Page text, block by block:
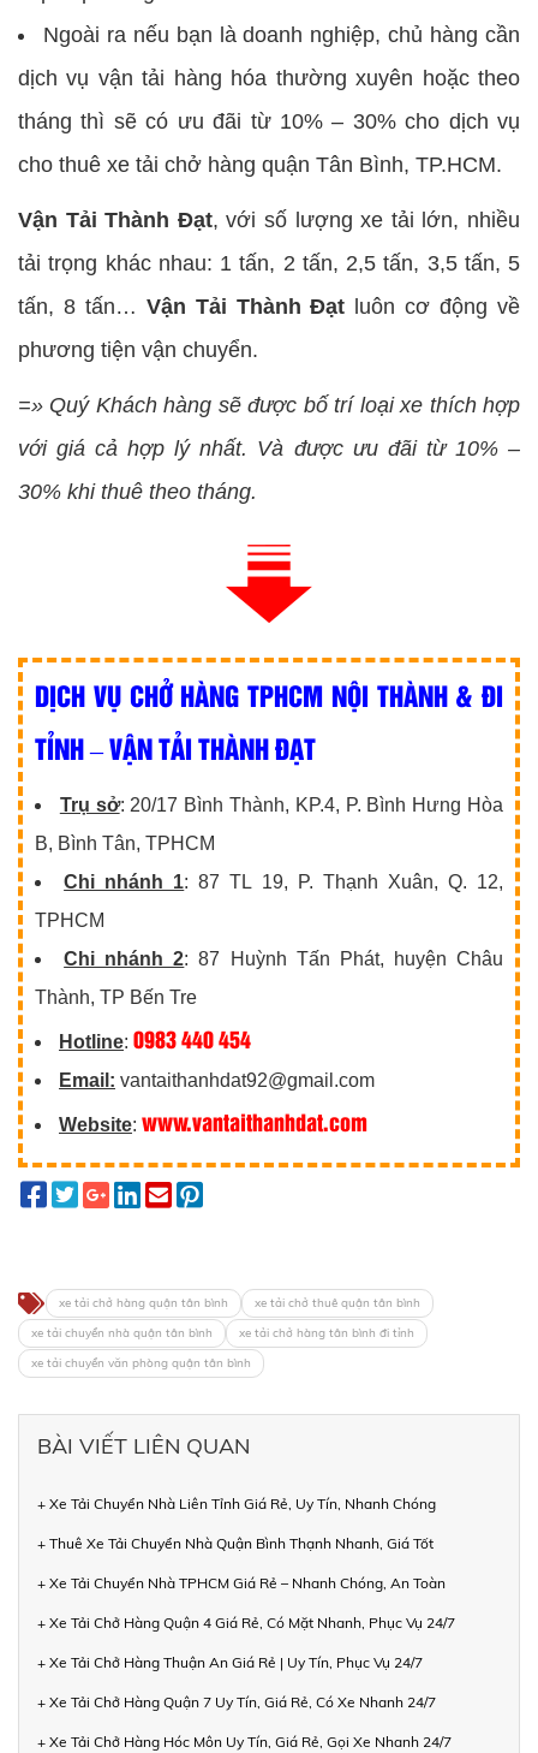
Ngoài ra nếu bạn là doanh nghiệp, chủ hàng cần
dịch vụ vận tải hàng hóa thường xuyên hoặc theo
tháng thì sẽ có ưu đãi từ 10% – 30% cho dịch vụ
cho thuê xe tải chở hàng quận Tân Bình, TP.HCM.
Vận Tải Thành Đạt, với số lượng xe tải lớn, nhiều
tải trọng khác nhau: 1 tấn, 2 tấn, 2,5 tấn, 3,5 tấn, 5
tấn, 8 tấn… Vận Tải Thành Đạt luôn cơ động về
phương tiện vận chuyển.
=» Quý Khách hàng sẽ được bố trí loại xe thích hợp
với giá cả hợp lý nhất. Và được ưu đãi từ 10% –
30% khi thuê theo tháng.
DỊCH VỤ CHỞ HÀNG TPHCM NỘI THÀNH & ĐI
TỈNH – VẬN TẢI THÀNH ĐẠT
Trụ sở: 20/17 Bình Thành, KP.4, P. Bình Hưng Hòa
B, Bình Tân, TPHCM
Chi nhánh 1: 87 TL 19, P. Thạnh Xuân, Q. 12,
TPHCM
Chi nhánh 2: 87 Huỳnh Tấn Phát, huyện Châu
Thành, TP Bến Tre
Hotline: 0983 440 454
Email: vantaithanhdat92@gmail.com
Website: www.vantaithanhdat.com
xe tải chở hàng quận tân bình
xe tải chở thuê quận tân bình
xe tải chuyển nhà quận tân bình
xe tải chở hàng tân bình đi tỉnh
xe tải chuyển văn phòng quận tân bình
BÀI VIẾT LIÊN QUAN
+ Xe Tải Chuyển Nhà Liên Tỉnh Giá Rẻ, Uy Tín, Nhanh Chóng
+ Thuê Xe Tải Chuyển Nhà Quận Bình Thạnh Nhanh, Giá Tốt
+ Xe Tải Chuyển Nhà TPHCM Giá Rẻ – Nhanh Chóng, An Toàn
+ Xe Tải Chở Hàng Quận 4 Giá Rẻ, Có Mặt Nhanh, Phục Vụ 24/7
+ Xe Tải Chở Hàng Thuận An Giá Rẻ | Uy Tín, Phục Vụ 24/7
+ Xe Tải Chở Hàng Quận 7 Uy Tín, Giá Rẻ, Có Xe Nhanh 24/7
+ Xe Tải Chở Hàng Hóc Môn Uy Tín, Giá Rẻ, Gọi Xe Nhanh 24/7